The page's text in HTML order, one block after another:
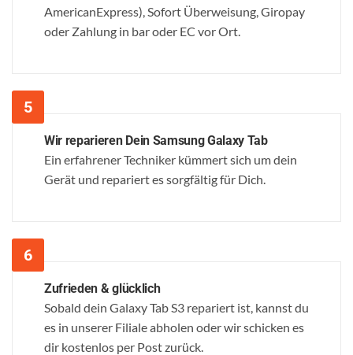
AmericanExpress), Sofort Überweisung, Giropay
oder Zahlung in bar oder EC vor Ort.
Wir reparieren Dein Samsung Galaxy Tab
Ein erfahrener Techniker kümmert sich um dein
Gerät und repariert es sorgfältig für Dich.
Zufrieden & glücklich
Sobald dein Galaxy Tab S3 repariert ist, kannst du
es in unserer Filiale abholen oder wir schicken es
dir kostenlos per Post zurück.